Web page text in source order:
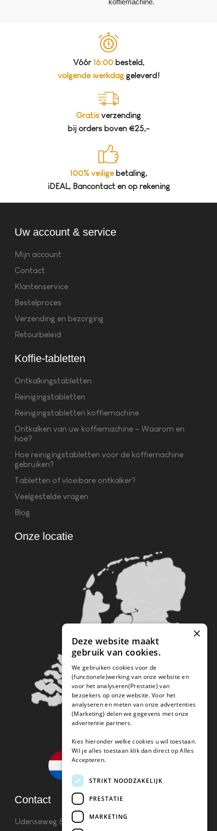
Vóór 16:00besteld,
volgende werkdaggeleverd!
Gratis verzending
bij orders boven €25,-
100% veiligebetaling,
iDEAL, Bancontact en op rekening
Uw account & service
Mijn account
Contact
Klantenservice
Bestelproces
Verzending en bezorging
Retourbeleid
Koffie-tabletten
Ontkalkingstabletten
Reinigingstabletten
Reinigingstabletten koffiemachine
Ontkalken van uw koffiemachine – Waarom en
hoe?
Hoe reinigingstabletten voor de koffiemachine
gebruiken?
Tabletten of vloeibare ontkalker?
Veelgestelde vragen
Blog
Onze locatie
Contact
Udenseweg 8B 5405 PA Udeninfo(@)koffie-
×
Deze website maakt
gebruik van cookies.
We gebruiken cookies voor de
(functionele)werking van onze website en
voor het analyseren(Prestatie) van
bezoekers op onze website. Voor het
analyseren en meten van onze advertenties
(Marketing) delen we gegevens met onze
advertentie partners.
Kies hieronder welke cookies u wil toestaan.
Wil je alles toestaan klik dan direct op Alles
Accepteren.
STRIKT NOODZAKELIJK
PRESTATIE
MARKETING